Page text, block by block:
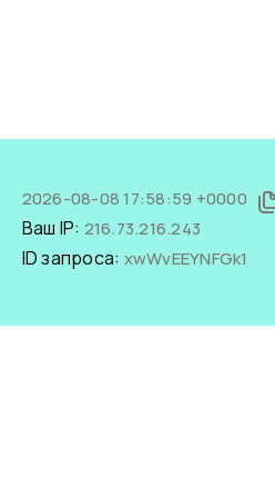
2026-08-08 17:58:59 +0000
Ваш IP: 216.73.216.243
ID запроса: xwWvEEYNFGk1